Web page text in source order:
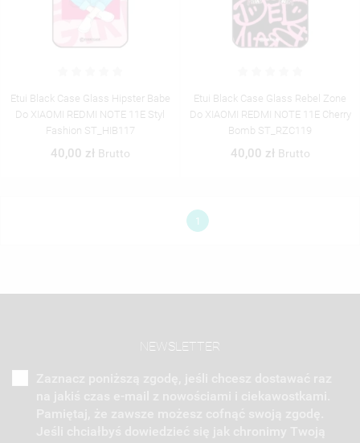
Etui Black Case Glass Hipster Babe
Do XIAOMI REDMI NOTE 11E Styl
Fashion ST_HIB117
40,00 zł Brutto
Etui Black Case Glass Rebel Zone
Do XIAOMI REDMI NOTE 11E Cherry
Bomb ST_RZC119
40,00 zł Brutto
1
NEWSLETTER